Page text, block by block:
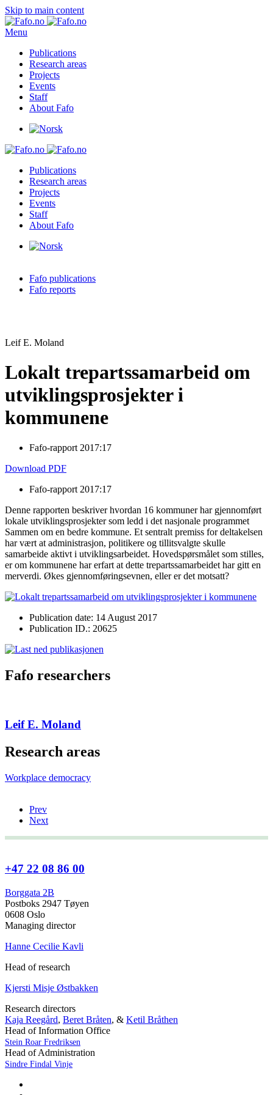
Skip to main content
Menu
Publications
Research areas
Projects
Events
Staff
About Fafo
Publications
Research areas
Projects
Events
Staff
About Fafo
Fafo publications
Fafo reports
Leif E. Moland
Lokalt trepartssamarbeid om
utviklingsprosjekter i
kommunene
Fafo-rapport 2017:17
Download PDF
Fafo-rapport 2017:17
Denne rapporten beskriver hvordan 16 kommuner har gjennomført
lokale utviklingsprosjekter som ledd i det nasjonale programmet
Sammen om en bedre kommune. Et sentralt premiss for deltakelsen
har vært at administrasjon, politikere og tillitsvalgte skulle
samarbeide aktivt i utviklingsarbeidet. Hovedspørsmålet som stilles,
er om kommunene har erfart at dette trepartssamarbeidet har gitt en
merverdi. Økes gjennomføringsevnen, eller er det motsatt?
Publication date: 14 August 2017
Publication ID.: 20625
Fafo researchers
Leif E. Moland
Research areas
Workplace democracy
Prev
Next
+47 22 08 86 00
Borggata 2B
Postboks 2947 Tøyen
0608 Oslo
Managing director
Hanne Cecilie Kavli
Head of research
Kjersti Misje Østbakken
Research directors
Kaja Reegård, Beret Bråten, & Ketil Bråthen
Head of Information Office
Stein Roar Fredriksen
Head of Administration
Sindre Findal Vinje